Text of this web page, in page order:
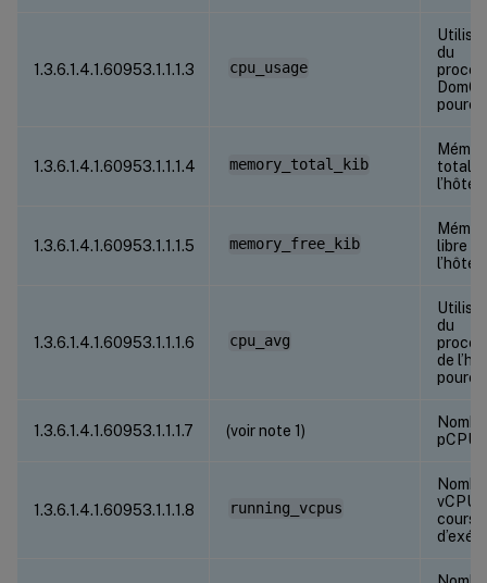
1.3.6.1.4.1.60953.1.1.1.3 cpu_usage
du
Dom0
1.3.6.1.4.1.60953.1.1.1.4 memory_total_kib
totale
l’hôte
1.3.6.1.4.1.60953.1.1.1.5 memory_free_kib
libre de
l’hôte
1.3.6.1.4.1.60953.1.1.1.6 cpu_avg
du
de
1.3.6.1.4.1.60953.1.1.1.7 (voir note 1)
pCPU
1.3.6.1.4.1.60953.1.1.1.8 running_vcpus
vCPU
cours